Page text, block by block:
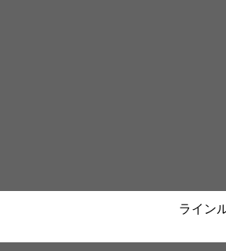
ライン